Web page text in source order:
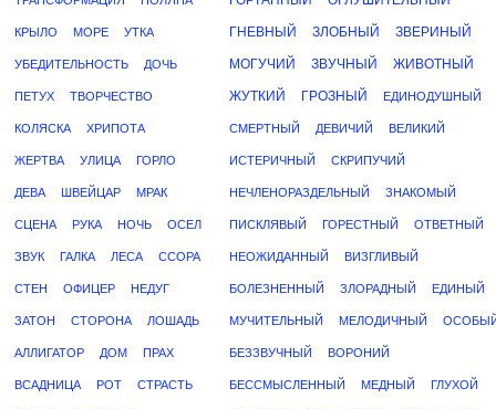
КРЫЛО МОРЕ УТКА
УБЕДИТЕЛЬНОСТЬ ДОЧЬ
ПЕТУХ ТВОРЧЕСТВО
КОЛЯСКА ХРИПОТА
ЖЕРТВА УЛИЦА ГОРЛО
ДЕВА ШВЕЙЦАР МРАК
СЦЕНА РУКА НОЧЬ ОСЕЛ
ЗВУК ГАЛКА ЛЕСА ССОРА
СТЕН ОФИЦЕР НЕДУГ
ЗАТОН СТОРОНА ЛОШАДЬ
АЛЛИГАТОР ДОМ ПРАХ
ВСАДНИЦА РОТ СТРАСТЬ
ГНЕВНЫЙ ЗЛОБНЫЙ ЗВЕРИНЫЙ
МОГУЧИЙ ЗВУЧНЫЙ ЖИВОТНЫЙ
ЖУТКИЙ ГРОЗНЫЙ ЕДИНОДУШНЫЙ
СМЕРТНЫЙ ДЕВИЧИЙ ВЕЛИКИЙ
ИСТЕРИЧНЫЙ СКРИПУЧИЙ
НЕЧЛЕНОРАЗДЕЛЬНЫЙ ЗНАКОМЫЙ
ПИСКЛЯВЫЙ ГОРЕСТНЫЙ ОТВЕТНЫЙ
НЕОЖИДАННЫЙ ВИЗГЛИВЫЙ
БОЛЕЗНЕННЫЙ ЗЛОРАДНЫЙ ЕДИНЫЙ
МУЧИТЕЛЬНЫЙ МЕЛОДИЧНЫЙ
БЕЗЗВУЧНЫЙ ВОРОНИЙ
БЕССМЫСЛЕННЫЙ МЕДНЫЙ ГЛУХОЙ